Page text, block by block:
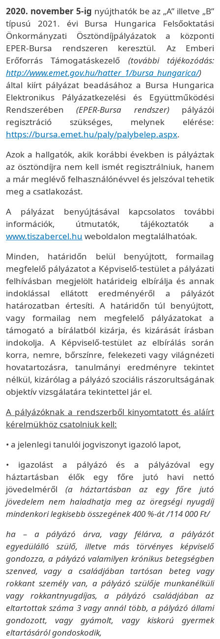
2020. november 5-ig nyújthatók be az „A” illetve „B”
típusú 2021. évi Bursa Hungarica Felsőoktatási
Önkormányzati Ösztöndíjpályázatok a központi
EPER-Bursa rendszeren keresztül. Az Emberi
Erőforrás Támogatáskezelő (további tájékozódás:
http://www.emet.gov.hu/hatter_1/bursa_hungarica/)
által kiírt pályázat beadásához a Bursa Hungarica
Elektronikus Pályázatkezelési és Együttműködési
Rendszerében (EPER-Bursa rendszer) pályázói
regisztráció szükséges, melynek elérése:
https://bursa.emet.hu/paly/palybelep.aspx.
Azok a hallgatók, akik korábbi években is pályáztak
az ösztöndíjra nem kell ismét regisztrálniuk, hanem
a már meglévő felhasználónévvel és jelszóval tehetik
meg a csatlakozást.
A pályázat benyújtásával kapcsolatos további
információk, útmutatók, tájékoztatók a
www.tiszabercel.hu weboldalon megtalálhatóak.
Minden, határidőn belül benyújtott, formailag
megfelelő pályázatot a Képviselő-testület a pályázati
felhívásban megjelölt határideig elbírálja és annak
indoklással ellátott eredményéről a pályázót
határozatban értesíti. A határidőn túl benyújtott,
vagy formailag nem megfelelő pályázatokat a
támogató a bírálatból kizárja, és kizárását írásban
indokolja. A Képviselő-testület az elbírálás során
korra, nemre, bőrszínre, felekezeti vagy világnézeti
hovatartozásra, tanulmányi eredményre tekintet
nélkül, kizárólag a pályázó szociális rászorultságának
objektív vizsgálatára tekintettel jár el.
A pályázóknak a rendszerből kinyomtatott és aláírt
kérelmükhöz csatolniuk kell:
• a jelenlegi tanulói jogviszonyt igazoló lapot,
• igazolást a pályázó és a pályázóval egy
háztartásban élők egy főre jutó havi nettó
jövedelméről (a háztartásban az egy főre jutó
jövedelem nem haladhatja meg az öregségi nyugdíj
mindenkori legkisebb összegének 400 %-át /114 000 Ft/
ha – a pályázó árva, vagy félárva, a pályázót
egyedülálló szülő, illetve más törvényes képviselő
gondozza, a pályázó valamilyen krónikus betegségben
szenved, vagy a családjában tartósan beteg vagy
rokkant személy van, a pályázó szülője munkanélküli
vagy rokkantnyugdíjas, a pályázó családjában az
eltartottak száma 3 vagy annál több, a pályázó állami
gondozott, vagy gyámolt, vagy kiskorú gyermek
eltartásáról gondoskodik,